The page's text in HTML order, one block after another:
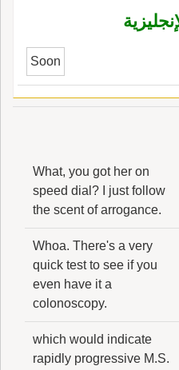
Soon
What, you got her on
speed dial? I just follow
the scent of arrogance.
Whoa. There's a very
quick test to see if you
even have it a
colonoscopy.
which would indicate
rapidly progressive M.S.